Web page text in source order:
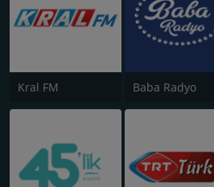
Kral FM Baba Radyo